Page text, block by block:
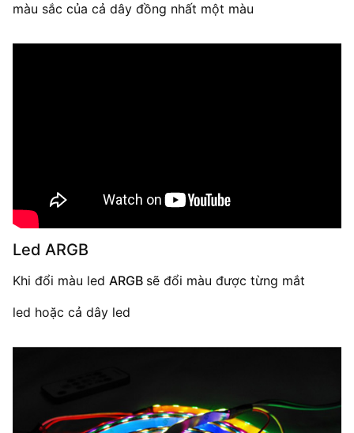
màu sắc của cả dây đồng nhất một màu
Led ARGB
Khi đổi màu led ARGB sẽ đổi màu được từng mắt
led hoặc cả dây led